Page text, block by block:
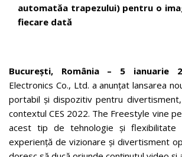
automatăa trapezului) pentru o
fiecare dată
București, România – 5 ianuarie
Electronics Co., Ltd. a anunțat lansarea
portabil și dispozitiv pentru
contextul CES 2022. The Freestyle vine
acest tip de tehnologie și
experiență de vizionare și divertisment